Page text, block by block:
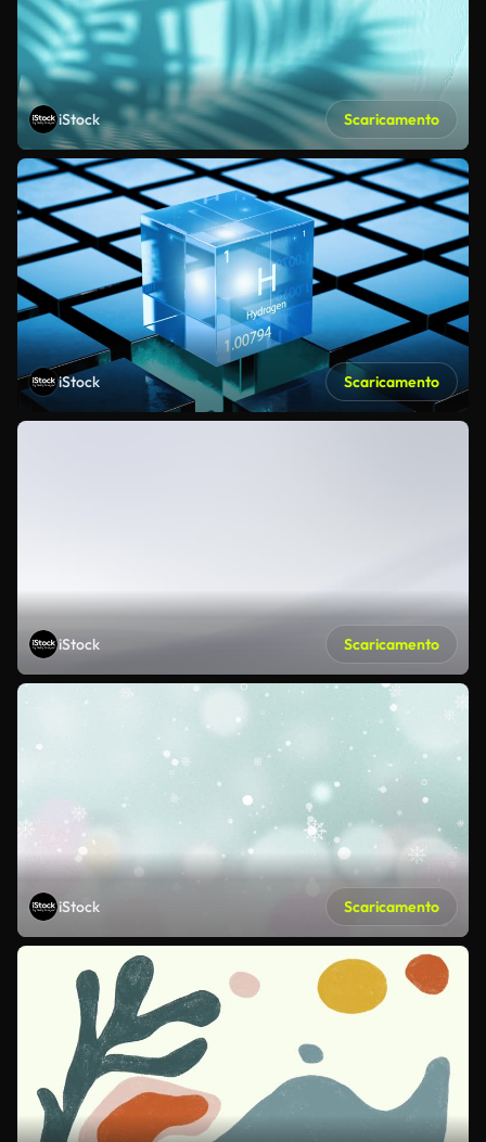
iStock Scaricamento
iStock Scaricamento
iStock Scaricamento
iStock Scaricamento